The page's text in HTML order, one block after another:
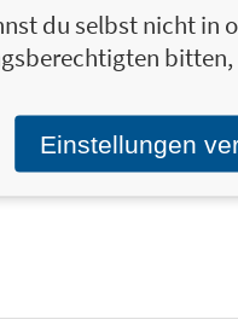
du selbst nicht
Einstellungen